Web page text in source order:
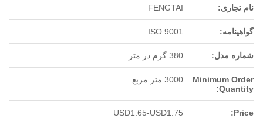
نام تجاری: FENGTAI
گواهینامه: ISO 9001
شماره مدل: 380 گرم در متر
Minimum Order
Quantity:
3000 متر مربع
Price:
USD1.65-USD1.75